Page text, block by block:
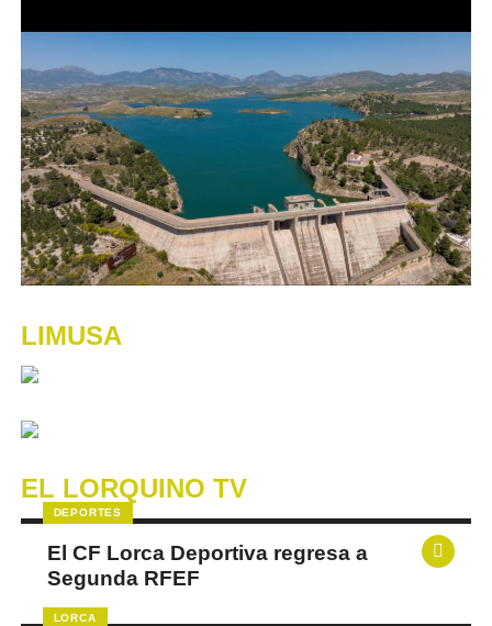
LIMUSA
EL LORQUINO TV
DEPORTES
El CF Lorca Deportiva regresa a
Segunda RFEF
LORCA